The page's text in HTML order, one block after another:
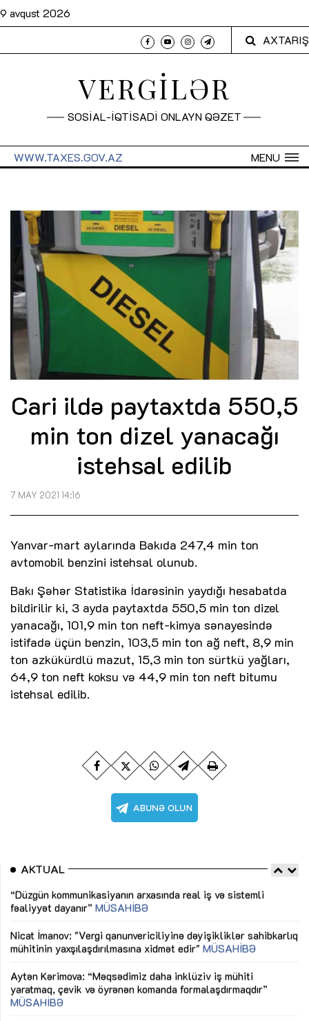
9 avqust 2026
AXTARIŞ
VERGİLƏR
SOSİAL-İQTİSADİ ONLAYN QƏZET
MENU
WWW.TAXES.GOV.AZ
Cari ildə paytaxtda 550,5
min ton dizel yanacağı
istehsal edilib
7 MAY 2021 14:16
Yanvar-mart aylarında Bakıda 247,4 min ton
avtomobil benzini istehsal olunub.
Bakı Şəhər Statistika İdarəsinin yaydığı hesabatda
bildirilir ki, 3 ayda paytaxtda 550,5 min ton dizel
yanacağı, 101,9 min ton neft-kimya sənayesində
istifadə üçün benzin, 103,5 min ton ağ neft, 8,9 min
ton azkükürdlü mazut, 15,3 min ton sürtkü yağları,
64,9 ton neft koksu və 44,9 min ton neft bitumu
istehsal edilib.
AKTUAL
“Düzgün kommunikasiyanın arxasında real iş və sistemli
fəaliyyət dayanır” MÜSAHİBƏ
Nicat İmanov: "Vergi qanunvericiliyinə dəyişikliklər sahibkarlıq
mühitinin yaxşılaşdırılmasına xidmət edir" MÜSAHİBƏ
Aytən Kərimova: “Məqsədimiz daha inklüziv iş mühiti
yaratmaq, çevik və öyrənən komanda formalaşdırmaqdır”
MÜSAHİBƏ